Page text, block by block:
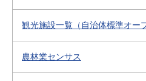
観光施設一覧（自治体標準オー
農林業センサス